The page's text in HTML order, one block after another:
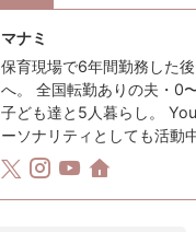
マナミ
保育現場で6年間勤務した
へ。 全国転勤ありの夫・0
子ども達と5人暮らし。
ーソナリティとしても活動